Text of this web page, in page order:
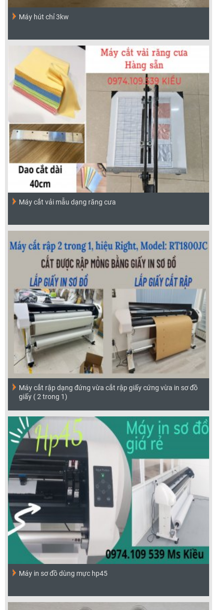
Máy hút chỉ 3kw
Máy cắt vải mẫu dạng răng cưa
Máy cắt rập dạng đứng vừa cắt rập giấy cứng vừa in sơ đồ
giấy ( 2 trong 1)
Máy in sơ đồ dùng mực hp45